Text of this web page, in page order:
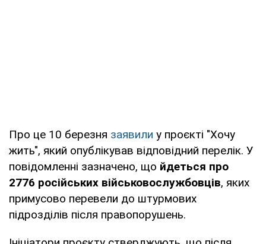
Про це 10 березня заявили у проєкті "Хочу
жить", який опублікував відповідний перелік. У
повідомленні зазначено, що йдеться про
2776 російських військовослужбовців, яких
примусово перевели до штурмових
підрозділів після правопорушень.